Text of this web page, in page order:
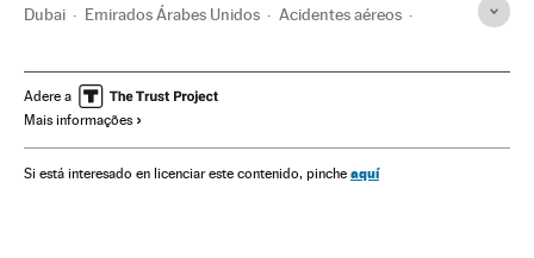
Dubai Emirados Árabes Unidos Acidentes aéreos
Ásia Transporte Volgogrado
Oriente médio
Adere a
Mais informações
Si está interesado en licenciar este contenido, pinche aquí